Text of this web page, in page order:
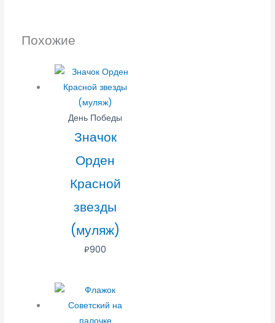
Похожие
День Победы
Значок
Орден
Красной
звезды
(муляж)
₽900